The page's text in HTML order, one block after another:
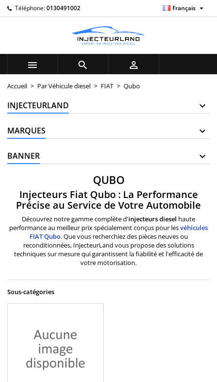
Téléphone:0130491002 Français 
  
Accueil Par Véhicule diesel FIAT Qubo
INJECTEURLAND
MARQUES
BANNER
QUBO
Injecteurs Fiat Qubo : La Performance
Précise au Service de Votre Automobile
Découvrez notre gamme complète d'injecteurs diesel haute
performance au meilleur prix spécialement conçus pour lesvéhicules
FIATQubo. Que vous recherchiez des pièces neuves ou
reconditionnées, InjecteurLand vous propose des solutions
techniques sur mesure qui garantissent la fiabilité et l'efficacité de
votre motorisation.
Sous-catégories
My wishlists ×
add_circle_outline
((modalTitle)) ×
((confirmMessage))
((cancelText)) ((modalDeleteText))
((title)) ×
Connexion ×
Vous devez être connecté pour ajouter des produits à
votre liste d'envies.
((cancelText))